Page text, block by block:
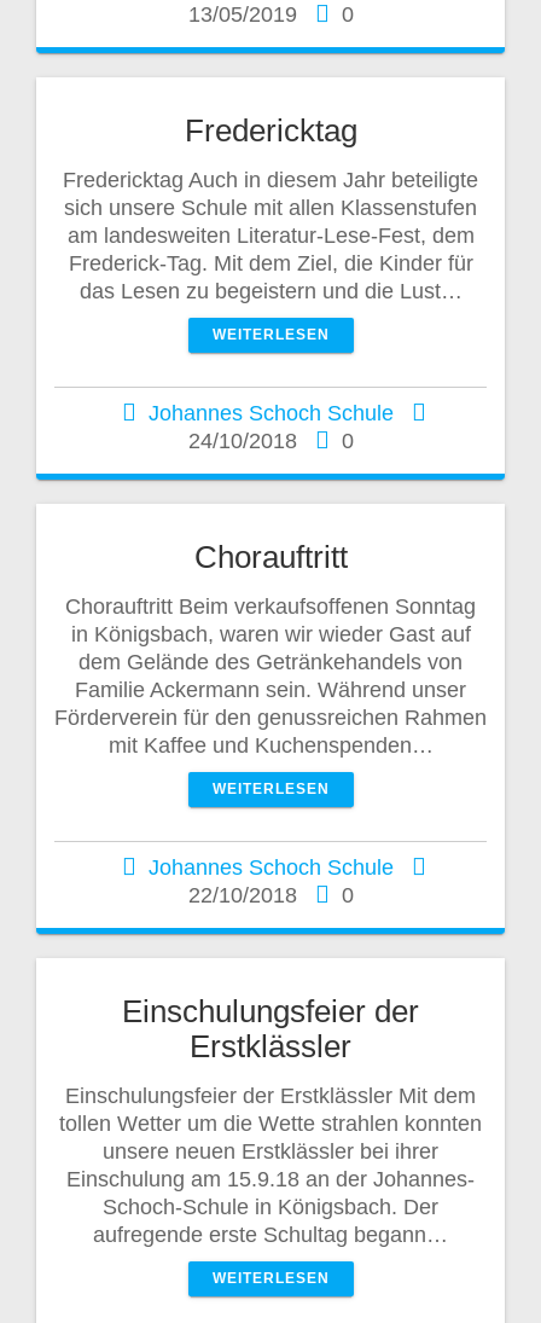
13/05/2019
0
Fredericktag
Fredericktag Auch in diesem Jahr beteiligte
sich unsere Schule mit allen Klassenstufen
am landesweiten Literatur-Lese-Fest, dem
Frederick-Tag. Mit dem Ziel, die Kinder für
das Lesen zu begeistern und die Lust…
WEITERLESEN
Johannes Schoch Schule
24/10/2018
0
Chorauftritt
Chorauftritt Beim verkaufsoffenen Sonntag
in Königsbach, waren wir wieder Gast auf
dem Gelände des Getränkehandels von
Familie Ackermann sein. Während unser
Förderverein für den genussreichen Rahmen
mit Kaffee und Kuchenspenden…
WEITERLESEN
Johannes Schoch Schule
22/10/2018
0
Einschulungsfeier der
Erstklässler
Einschulungsfeier der Erstklässler Mit dem
tollen Wetter um die Wette strahlen konnten
unsere neuen Erstklässler bei ihrer
Einschulung am 15.9.18 an der Johannes-
Schoch-Schule in Königsbach. Der
aufregende erste Schultag begann…
WEITERLESEN